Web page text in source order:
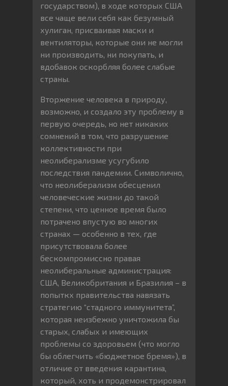
государством), в ходе которых США
все чаще вели себя как безумный
хулиган, присваивая маски и
вентиляторы, которые они не могли
ни производить, ни покупать, и
вдобавок оскорбляя более слабые
страны.
Вторжение человека в природу,
возможно, и создало эту проблему в
первую очередь, но нет никаких
сомнений в том, что разрушение
коллективности при
неолиберализме усугубило
последствия пандемии. Символично,
что неолиберализм обесценил
человеческие жизни до такой
степени, что ценное время было
потрачено впустую во многих
странах — особенно в тех, где
присутствовала более
бескомпромиссно правая
неолиберальные администрация:
США, Великобритания и Бразилия – в
попыткх правительства навязать
стратегию “стадного иммунитета”,
которая неизбежно уничтожила бы
старых, слабых и имеющих
проблемы со здоровьем (что могло
бы облегчить «бюджетное бремя»), в
отличие от введения карантина,
который, хоть и продемонстрировал